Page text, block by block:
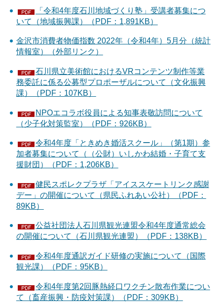
「令和4年度石川地域づくり塾」受講者募集につ
いて（地域振興課）（PDF：1,891KB）
金沢市消費者物価指数 2022年（令和4年）5月分（統計
情報室）（外部リンク）
石川県立美術館におけるVRコンテンツ制作等業
務委託に係る公募型プロポーザルについて（文化振興
課）（PDF：107KB）
NPOエコラボ役員による知事表敬訪問について
（少子化対策監室）（PDF：926KB）
令和4年度「ときめき婚活スクール」（第1期）参
加者募集について（（公財）いしかわ結婚・子育て支
援財団）（PDF：1,206KB）
健民スポレクプラザ「アイススケートリンク感謝
デー」の開催について（県民ふれあい公社）（PDF：
89KB）
公益社団法人石川県観光連盟令和4年度通常総会
の開催について（石川県観光連盟）（PDF：138KB）
令和4年度通訳ガイド研修の実施について（国際
観光課）（PDF：95KB）
令和4年度第2回豚熱経口ワクチン散布作業につい
て（畜産振興・防疫対策課）（PDF：309KB）